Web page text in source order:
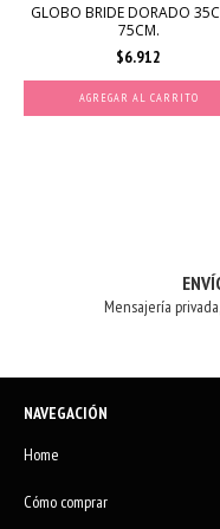
GLOBO BRIDE DORADO
75CM.
$6.912
AGREGAR AL CARRITO
Mensajería
NAVEGACIÓN
Home
Cómo comprar